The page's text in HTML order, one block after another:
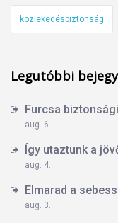
közlekedésbiztonság
Legutóbbi
Furcsa
aug. 6.
Így utaztunk a
aug. 4.
Elmarad a
aug. 3.